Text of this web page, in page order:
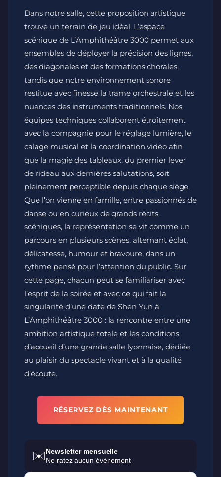
Dans notre salle, cette proposition artistique
trouve un terrain de jeu idéal. L’espace
scénique de L’Amphithéâtre 3000 permet aux
ensembles de déployer la précision des lignes,
des diagonales et des formations chorales,
tandis que notre environnement sonore
restitue avec finesse la trame orchestrale et les
nuances des instruments traditionnels. Nos
équipes techniques collaborent étroitement
avec la compagnie pour le réglage lumière, le
calage musical et la coordination vidéo afin
que la magie des tableaux, du premier lever
de rideau aux dernières salutations, soit
pleinement perceptible depuis chaque siège.
Que l’on vienne en famille, entre passionnés de
danse ou en curieux de grands récits
scéniques, la représentation se vit comme un
parcours en plusieurs scènes, alternant éclat,
délicatesse, humour et bravoure, dans un
rythme pensé pour l’attention du public. Sur
cette page, chacun peut se familiariser avec
l’esprit de la soirée et avec ce qui fait la
singularité d’une date de Shen Yun à
L’Amphithéâtre 3000 : la rencontre entre une
ambition artistique totale et les conditions
d’accueil d’une grande salle lyonnaise, dédiée
au plaisir du spectacle vivant et à la qualité
d’écoute.
RÉSERVEZ DÈS MAINTENANT
✉️Newsletter mensuelle
Ne ratez aucun événement